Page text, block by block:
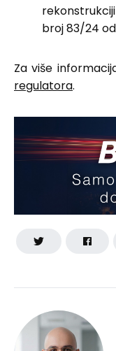
broj 83/24 od
Za više
regulatora.